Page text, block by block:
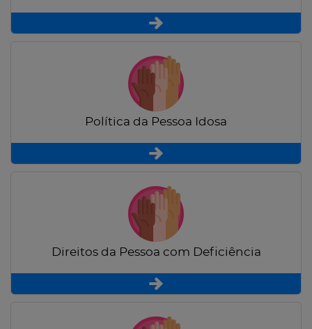
Política da Pessoa Idosa
Direitos da Pessoa com Deficiência